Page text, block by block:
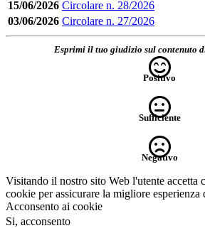
15/06/2026 Circolare n. 28/2026
03/06/2026 Circolare n. 27/2026
Esprimi il tuo giudizio sul contenuto
Positivo
Sufficiente
Negativo
Visitando il nostro sito Web l'utente accetta
cookie per assicurare la migliore esperienza
Acconsento ai cookie
Si, acconsento